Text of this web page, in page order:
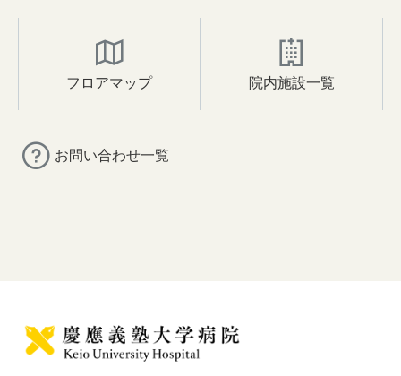
フロアマップ 院内施設一覧
お問い合わせ一覧